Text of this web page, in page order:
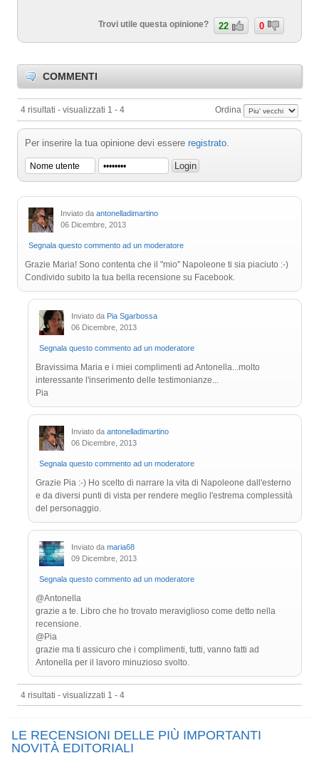
Trovi utile questa opinione? 22 0
COMMENTI
4 risultati - visualizzati 1 - 4 Ordina
Per inserire la tua opinione devi essere registrato.
Inviato da antonelladimartino
06 Dicembre, 2013
Segnala questo commento ad un moderatore
Grazie Maria! Sono contenta che il "mio" Napoleone ti sia piaciuto :-)
Condivido subito la tua bella recensione su Facebook.
Inviato da Pia Sgarbossa
06 Dicembre, 2013
Segnala questo commento ad un moderatore
Bravissima Maria e i miei complimenti ad Antonella...molto
interessante l'inserimento delle testimonianze...
Pia
Inviato da antonelladimartino
06 Dicembre, 2013
Segnala questo commento ad un moderatore
Grazie Pia :-) Ho scelto di narrare la vita di Napoleone dall'esterno
e da diversi punti di vista per rendere meglio l'estrema complessità
del personaggio.
Inviato da maria68
09 Dicembre, 2013
Segnala questo commento ad un moderatore
@Antonella
grazie a te. Libro che ho trovato meraviglioso come detto nella
recensione.
@Pia
grazie ma ti assicuro che i complimenti, tutti, vanno fatti ad
Antonella per il lavoro minuzioso svolto.
4 risultati - visualizzati 1 - 4
LE RECENSIONI DELLE PIÙ IMPORTANTI
NOVITÀ EDITORIALI